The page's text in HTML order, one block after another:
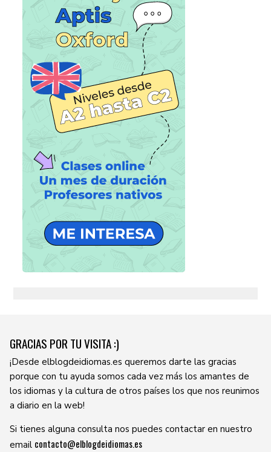
GRACIAS POR TU VISITA :)
¡Desde elblogdeidiomas.es queremos darte las gracias
porque con tu ayuda somos cada vez más los amantes de
los idiomas y la cultura de otros países los que nos reunimos
a diario en la web!
Si tienes alguna consulta nos puedes contactar en nuestro
email contacto@elblogdeidiomas.es